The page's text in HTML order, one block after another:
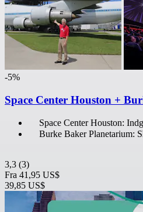
-5%
Space Center Houston +
Space Center Houston:
Burke Baker Planetarium:
3,3 (3)
Fra 41,95 US$
39,85 US$